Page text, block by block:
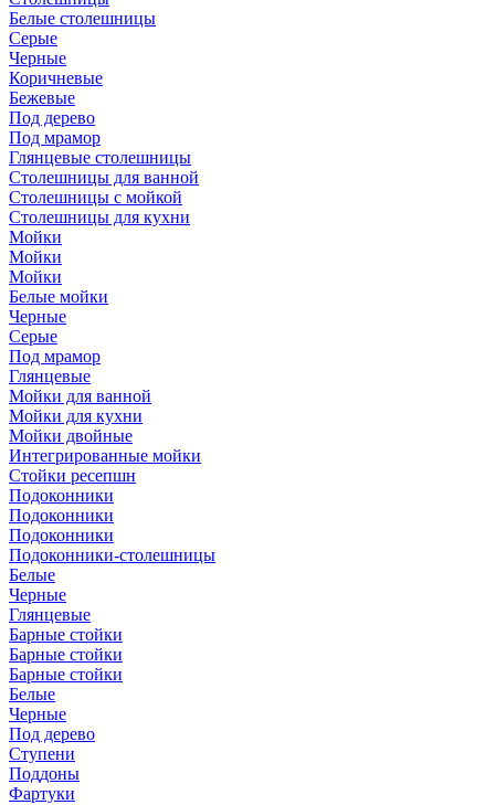
Белые столешницы
Серые
Черные
Коричневые
Бежевые
Под дерево
Под мрамор
Глянцевые столешницы
Столешницы для ванной
Столешницы с мойкой
Столешницы для кухни
Мойки
Мойки
Мойки
Белые мойки
Черные
Серые
Под мрамор
Глянцевые
Мойки для ванной
Мойки для кухни
Мойки двойные
Интегрированные мойки
Стойки ресепшн
Подоконники
Подоконники
Подоконники
Подоконники-столешницы
Белые
Черные
Глянцевые
Барные стойки
Барные стойки
Барные стойки
Белые
Черные
Под дерево
Ступени
Поддоны
Фартуки